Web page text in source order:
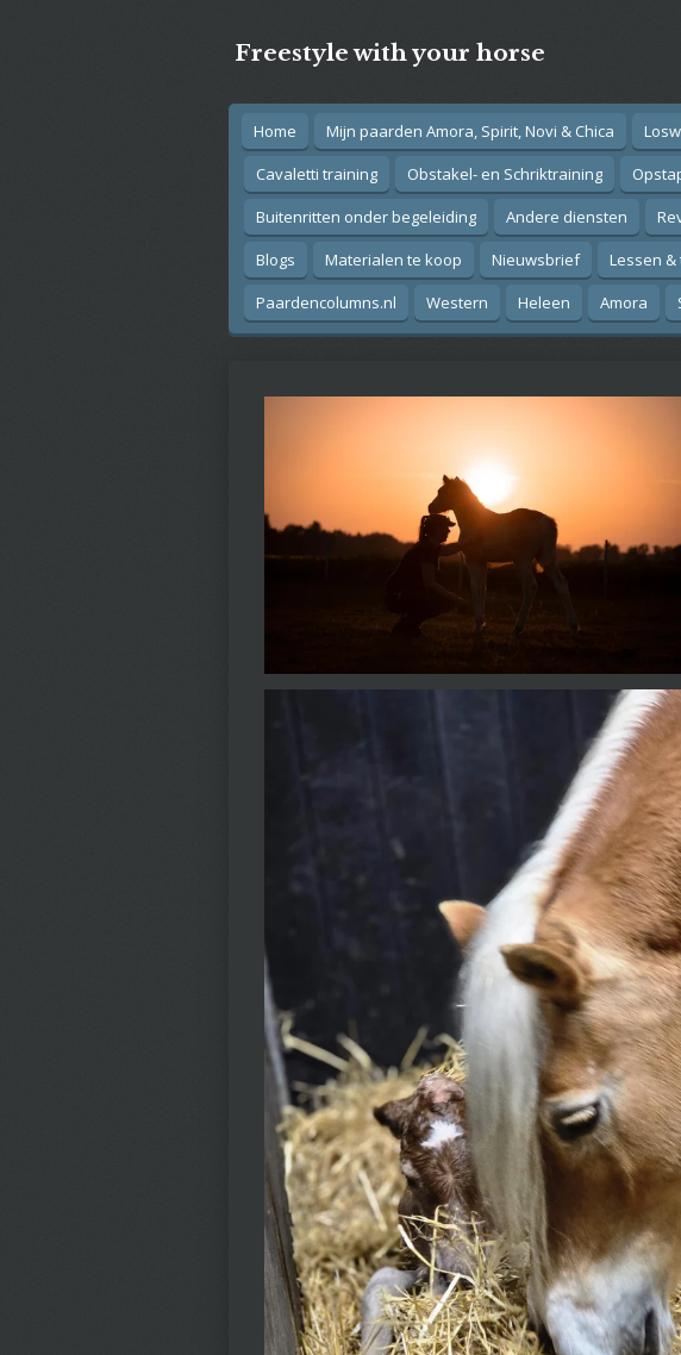
Freestyle with your horse
Home Mijn paarden Amora, Spirit, Novi & Chica
Cavaletti training
Obstakel- en Schriktraining
Buitenritten onder begeleiding
Andere diensten
Blogs
Materialen te koop Nieuwsbrief Lessen
Paardencolumns.nl
Western Heleen Amora